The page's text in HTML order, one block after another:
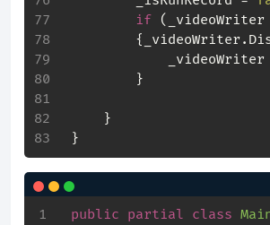
if
_videoWriter
         }
     }
}
public partial class